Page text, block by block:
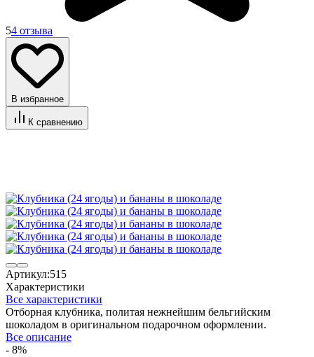
54 отзыва
В избранное
К сравнению
Артикул:515
Характеристики
Все характеристики
Отборная клубника, политая нежнейшим бельгийским
шоколадом в оригинальном подарочном оформлении.
Все описание
- 8%